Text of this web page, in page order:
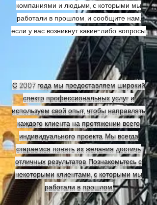
компаниями и людьми, с которыми мы
работали в прошлом, и сообщите нам,
если у вас возникнут какие-либо вопросы.
С 2007 года мы предоставляем широкий
спектр профессиональных услуг и
используем свой опыт, чтобы направлять
каждого клиента на протяжении всего
индивидуального проекта. Мы всегда
стараемся понять их желания достичь
отличных результатов. Познакомьтесь с
некоторыми клиентами, с которыми мы
работали в прошлом.